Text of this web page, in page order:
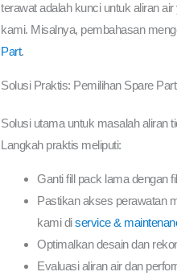
terawat adalah kunci untuk aliran
kami. Misalnya, pembahasan
Part.
Solusi Praktis: Pemilihan Spare
Solusi utama untuk masalah aliran
Langkah praktis meliputi:
Ganti fill pack lama dengan
Pastikan akses perawatan
kami diservice &
Optimalkan desain dan
Evaluasi aliran air dan